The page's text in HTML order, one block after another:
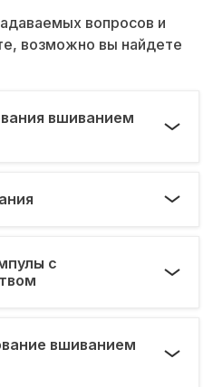
вопросов и
возможно вы найдете
вшиванием
с
вшиванием